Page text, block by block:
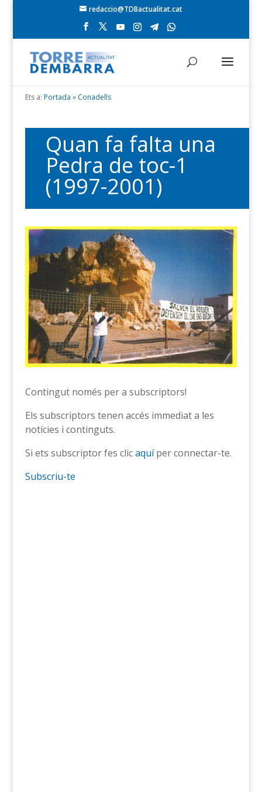
redaccio@TDBactualitat.cat
Ets a: Portada » Conadells
Quan fa falta una
Pedra de toc-1
(1997-2001)
Contingut només per a subscriptors!
Els subscriptors tenen accés immediat a les
notícies i continguts.
Si ets subscriptor fes clicaquíper connectar-te.
Subscriu-te